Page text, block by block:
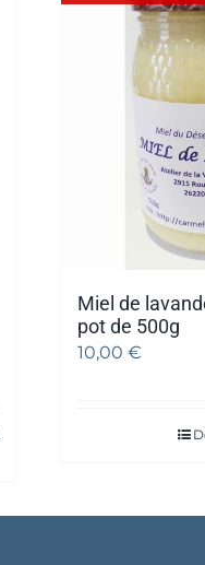
Miel de
pot de 500g
10,00 €